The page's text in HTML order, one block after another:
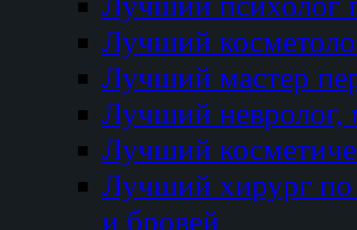
Лучший
Лучший мастер
Лучший невролог,
Лучший
Лучший хирург по
и бровей